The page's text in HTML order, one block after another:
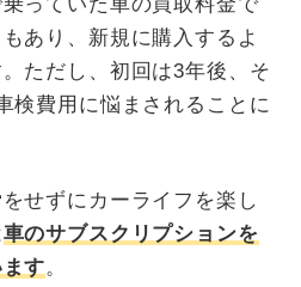
っていた車の買取料金で
あり、新規に購入するよ
ただし、初回は3年後、そ
検費用に悩まされることに
せずにカーライフを楽し
車のサブスクリプションを
す。